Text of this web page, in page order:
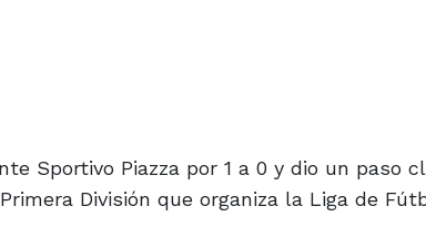
Sportivo Piazza por 1 a 0 y dio un paso
División que organiza la Liga de